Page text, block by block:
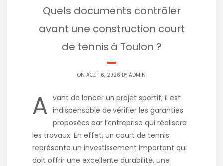
Quels documents contrôler
avant une construction court
de tennis à Toulon ?
ON AOÛT 6, 2026 BY ADMIN
A vant de lancer un projet sportif, il est
indispensable de vérifier les garanties
proposées par l’entreprise qui réalisera
les travaux. En effet, un court de tennis
représente un investissement important qui
doit offrir une excellente durabilité, une